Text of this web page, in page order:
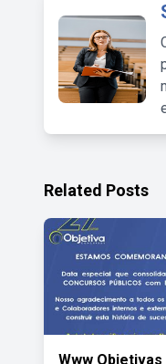
Related Posts
Www Objetivas